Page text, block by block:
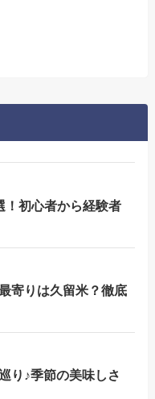
！初心者から経験者
寄りは久留米？徹底
り♪季節の美味しさ